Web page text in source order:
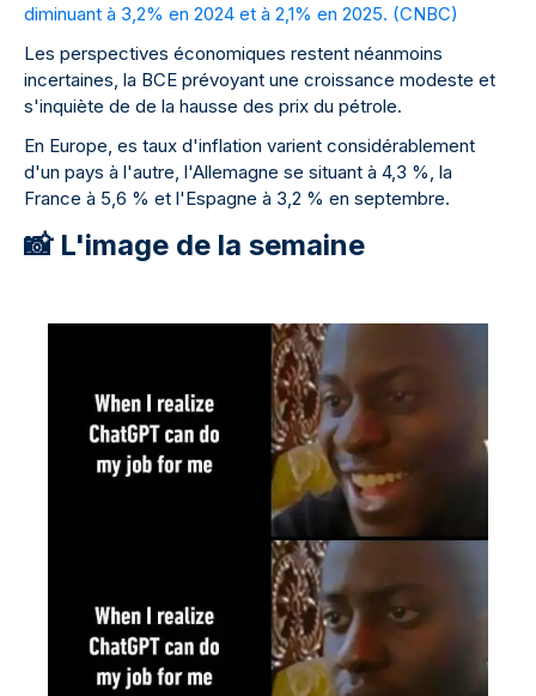
diminuant à 3,2% en 2024 et à 2,1% en 2025. (CNBC)
Les perspectives économiques restent néanmoins
incertaines, la BCE prévoyant une croissance modeste et
s'inquiète de de la hausse des prix du pétrole.
En Europe, es taux d'inflation varient considérablement
d'un pays à l'autre, l'Allemagne se situant à 4,3 %, la
France à 5,6 % et l'Espagne à 3,2 % en septembre.
📸 L'image de la semaine